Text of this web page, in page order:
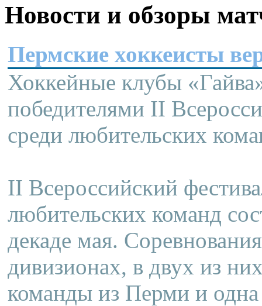
Новости и обзоры
Пермские хоккеисты
Хоккейные клубы
победителями II
среди любительских
II Всероссийский
любительских команд
декаде мая.
дивизионах, в двух из
команды из Перми и одна